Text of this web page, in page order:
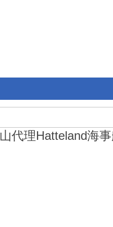
代理Hatteland海